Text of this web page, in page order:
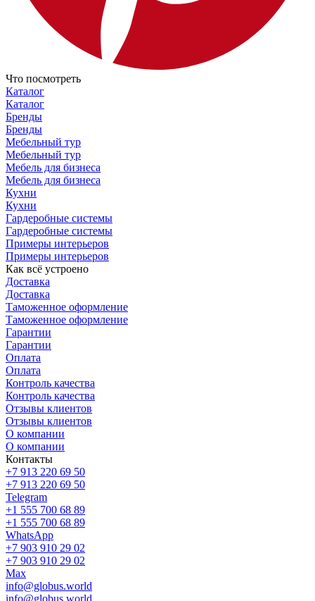
Что посмотреть
Каталог
Каталог
Бренды
Бренды
Мебельный тур
Мебельный тур
Мебель для бизнеса
Мебель для бизнеса
Кухни
Кухни
Гардеробные системы
Гардеробные системы
Примеры интерьеров
Примеры интерьеров
Как всё устроено
Доставка
Доставка
Таможенное оформление
Таможенное оформление
Гарантии
Гарантии
Оплата
Оплата
Контроль качества
Контроль качества
Отзывы клиентов
Отзывы клиентов
О компании
О компании
Контакты
+7 913 220 69 50
+7 913 220 69 50
Telegram
+1 555 700 68 89
+1 555 700 68 89
WhatsApp
+7 903 910 29 02
+7 903 910 29 02
Max
info@globus.world
info@globus.world